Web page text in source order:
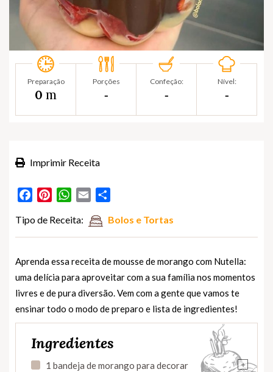
Preparação
0 m
Porções
‐
Confeção:
‐
Nível:
‐
Imprimir Receita
FacebookPinterestWhatsApp
Email
Tipo de Receita: Bolos e Tortas
Aprenda essa receita de mousse de morango com Nutella:
uma delícia para aproveitar com a sua família nos momentos
livres e de pura diversão. Vem com a gente que vamos te
ensinar todo o modo de preparo e lista de ingredientes!
Ingredientes
+
1 bandeja de morango para decorar